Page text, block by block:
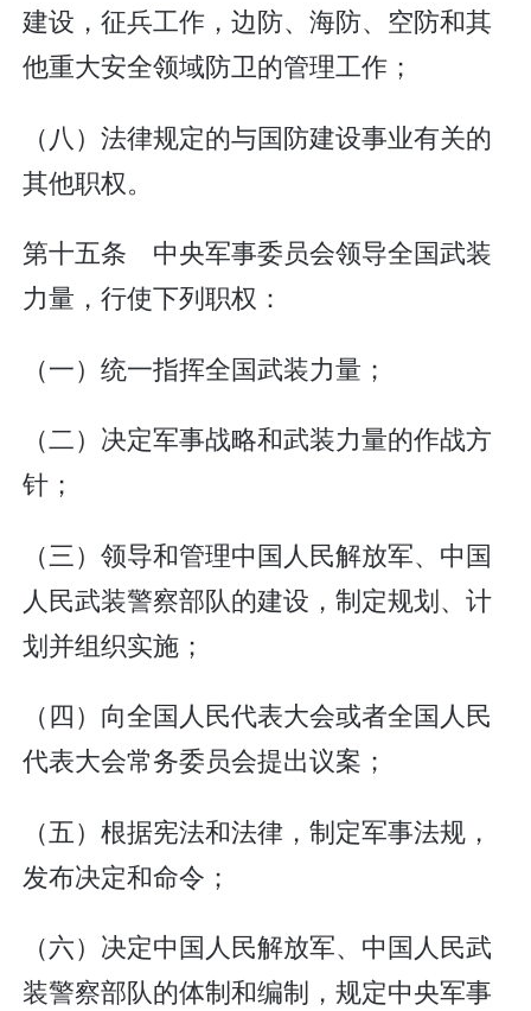
建设，征兵工作，边防、海防、空防和其
他重大安全领域防卫的管理工作；
（八）法律规定的与国防建设事业有关的
其他职权。
第十五条 中央军事委员会领导全国武装
力量，行使下列职权：
（一）统一指挥全国武装力量；
（二）决定军事战略和武装力量的作战方
针；
（三）领导和管理中国人民解放军、中国
人民武装警察部队的建设，制定规划、计
划并组织实施；
（四）向全国人民代表大会或者全国人民
代表大会常务委员会提出议案；
（五）根据宪法和法律，制定军事法规，
发布决定和命令；
（六）决定中国人民解放军、中国人民武
装警察部队的体制和编制，规定中央军事